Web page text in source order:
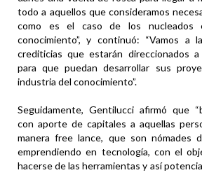
todo a aquellos que consideramos
como es el caso de los nucleados
conocimiento”, y continuó: “Vamos a
crediticias que estarán direccionados
para que puedan desarrollar sus
industria del conocimiento”.
Seguidamente, Gentilucci afirmó que
con aporte de capitales a aquellas
manera free lance, que son nómades
emprendiendo en tecnología, con el
hacerse de las herramientas y así